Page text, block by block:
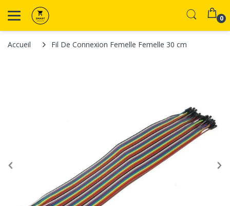
0
Accueil Fil De Connexion Femelle Femelle 30 cm